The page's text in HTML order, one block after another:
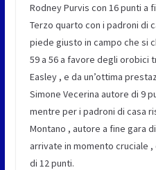
Rodney Purvis con 16 punti a
Terzo quarto con i padroni di
piede giusto in campo che si
59 a 56 a favore degli orobici
Easley , e da un’ottima
Simone Vecerina autore di 9
mentre per i padroni di casa
Montano , autore a fine gara
arrivate in momento cruciale
di 12 punti.